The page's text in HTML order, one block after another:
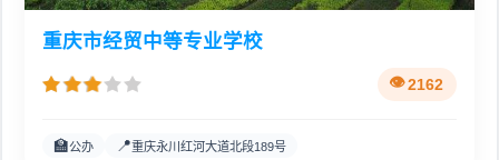
重庆市经贸中等专业学校
2162
🏫公办 📍重庆永川红河大道北段189号